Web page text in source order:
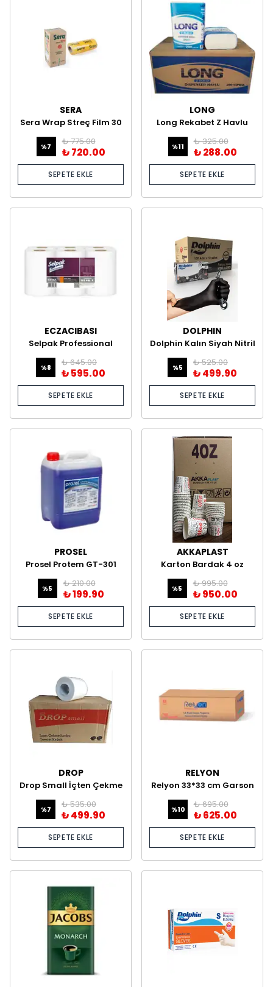
SERA
Sera Wrap Streç Film 30
cm *1.000 Metre 8 Mikron
%7 ₺ 775.00
₺ 720.00
SEPETE EKLE
LONG
Long Rekabet Z Havlu
110X12 Paket
%11 ₺ 325.00
₺ 288.00
SEPETE EKLE
ECZACIBASI
Selpak Professional
Hareketli Havlu 85 mt
%8 ₺ 645.00
₺ 595.00
SEPETE EKLE
DOLPHIN
Dolphin Kalın Siyah Nitril
Pudrasız Eldiven –
100’lük Kutu
%5 ₺ 525.00
₺ 499.90
SEPETE EKLE
PROSEL
Prosel Protem GT-301
Genel Temizleyici Fresh 5
kg
%5 ₺ 210.00
₺ 199.90
SEPETE EKLE
AKKAPLAST
Karton Bardak 4 oz
%5 ₺ 995.00
₺ 950.00
SEPETE EKLE
DROP
Drop Small İçten Çekme
Tuvalet Kağıdı 4 kg 12'li
%7 ₺ 535.00
₺ 499.90
SEPETE EKLE
RELYON
Relyon 33*33 cm Garson
Katlı Peçete 100'lü 12
Paket
%10 ₺ 695.00
₺ 625.00
SEPETE EKLE